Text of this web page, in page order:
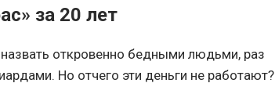
за 20 лет
назвать откровенно бедными людьми, раз
Но отчего эти деньги не работают?